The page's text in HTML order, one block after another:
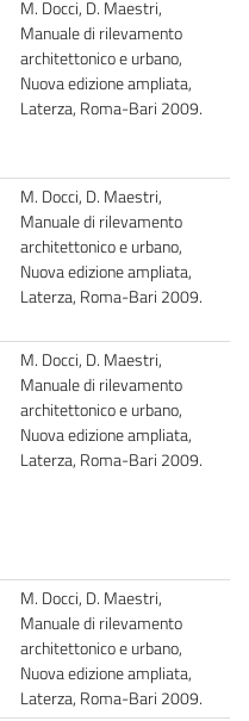
M. Docci, D. Maestri,
Manuale di rilevamento
architettonico e urbano,
Nuova edizione ampliata,
Laterza, Roma-Bari 2009.
M. Docci, D. Maestri,
Manuale di rilevamento
architettonico e urbano,
Nuova edizione ampliata,
Laterza, Roma-Bari 2009.
M. Docci, D. Maestri,
Manuale di rilevamento
architettonico e urbano,
Nuova edizione ampliata,
Laterza, Roma-Bari 2009.
M. Docci, D. Maestri,
Manuale di rilevamento
architettonico e urbano,
Nuova edizione ampliata,
Laterza, Roma-Bari 2009.